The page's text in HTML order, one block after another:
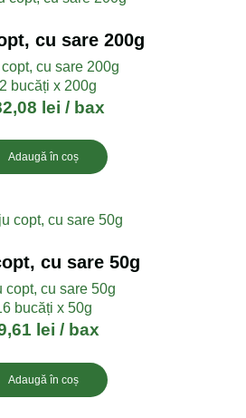
cu sare 200g
cu sare 200g
bucăți x 200g
lei / bax
Adaugă în coș
cu sare 50g
copt, cu sare 50g
bucăți x 50g
lei / bax
Adaugă în coș